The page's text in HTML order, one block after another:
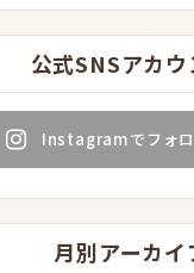
公式SNSアカウ
Instagramでフォ
月別アーカイ